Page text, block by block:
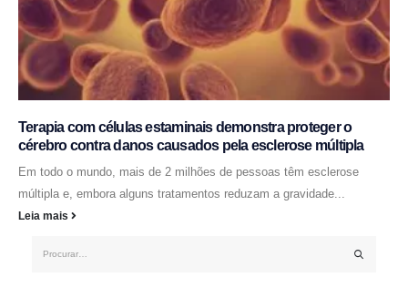
Terapia com células estaminais demonstra proteger o
cérebro contra danos causados pela esclerose múltipla
Em todo o mundo, mais de 2 milhões de pessoas têm esclerose
múltipla e, embora alguns tratamentos reduzam a gravidade...
Leia mais